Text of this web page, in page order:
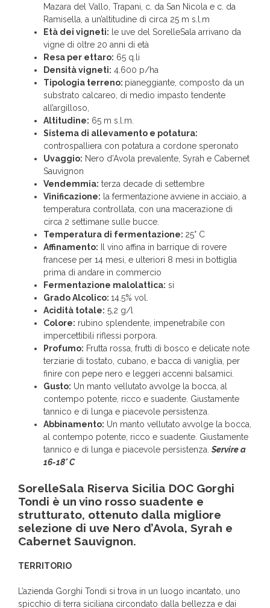
Mazara del Vallo, Trapani, c. da San Nicola e c. da
Ramisella, a un’altitudine di circa 25 m s.l.m
Età dei vigneti: le uve del SorelleSala arrivano da
vigne di oltre 20 anni di età
Resa per ettaro: 65 q.li
Densità vigneti: 4.600 p/ha
Tipologia terreno: pianeggiante, composto da un
substrato calcareo, di medio impasto tendente
all’argilloso,
Altitudine: 65 m s.l.m.
Sistema di allevamento e potatura:
controspalliera con potatura a cordone speronato
Uvaggio: Nero d’Avola prevalente, Syrah e Cabernet
Sauvignon
Vendemmia: terza decade di settembre
Vinificazione: la fermentazione avviene in acciaio, a
temperatura controllata, con una macerazione di
circa 2 settimane sulle bucce.
Temperatura di fermentazione: 25° C
Affinamento: Il vino affina in barrique di rovere
francese per 14 mesi, e ulteriori 8 mesi in bottiglia
prima di andare in commercio
Fermentazione malolattica: si
Grado Alcolico: 14.5% vol.
Acidità totale: 5,2 g/l
Colore: rubino splendente, impenetrabile con
impercettibili riflessi porpora.
Profumo: Frutta rossa, frutti di bosco e delicate note
terziarie di tostato, cubano, e bacca di vaniglia, per
finire con pepe nero e leggeri accenni balsamici.
Gusto: Un manto vellutato avvolge la bocca, al
contempo potente, ricco e suadente. Giustamente
tannico e di lunga e piacevole persistenza.
Abbinamento: Un manto vellutato avvolge la bocca,
al contempo potente, ricco e suadente. Giustamente
tannico e di lunga e piacevole persistenza. Servire a
16-18° C
SorelleSala Riserva Sicilia DOC Gorghi
Tondi è un vino rosso suadente e
strutturato, ottenuto dalla migliore
selezione di uve Nero d’Avola, Syrah e
Cabernet Sauvignon.
TERRITORIO
L’azienda Gorghi Tondi si trova in un luogo incantato, uno
spicchio di terra siciliana circondato dalla bellezza e dai